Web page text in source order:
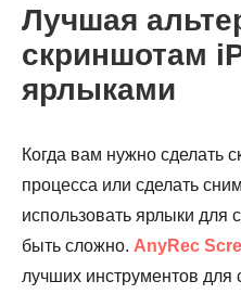
Шаг 4.
Лучшая
скриншотам
ярлыками
Когда вам нужно сделать
процесса или сделать
использовать ярлыки для
быть сложно. AnyRec
лучших инструментов для